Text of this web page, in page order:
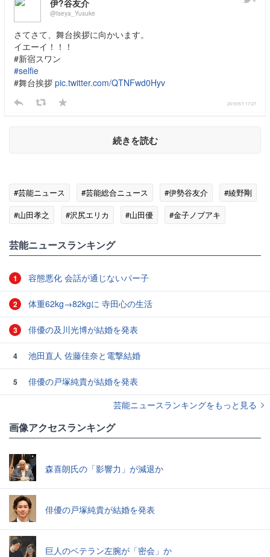
伊?谷友介
@Iseya_Yusuke
さてさて、舞台挨拶に向かいます。
イエーイ！！！
#新宿スワン
#selfie
#舞台挨拶 pic.twitter.com/QTNFwd0Hyv
2015/5/7 17:27
続きを読む
#芸能ニュース #芸能総合ニュース #伊勢谷友介
#綾野剛
#山田孝之
#沢尻エリカ #山田優
#金子ノブアキ
芸能ニュースランキング
1 容態悪化 会話が通じないパー子
2 体重62kg→82kgに 寺田心の生活
3 俳優の及川光博が結婚を発表
4 池田直人 佐藤佳奈と電撃結婚
5
俳優の戸塚純貴が結婚を発表
芸能ニュースランキングをもっと見る
画像アクセスランキング
森喜朗氏の「影響力」が減退か
俳優の戸塚純貴が結婚を発表
巨人のベテラン左腕が「密会」か